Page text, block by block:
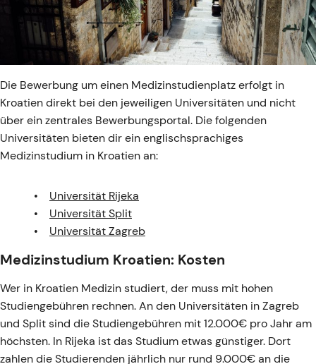
Die Bewerbung um einen Medizinstudienplatz erfolgt in
Kroatien direkt bei den jeweiligen Universitäten und nicht
über ein zentrales Bewerbungsportal. Die folgenden
Universitäten bieten dir ein englischsprachiges
Medizinstudium in Kroatien an:
Universität Rijeka
Universität Split
Universität Zagreb
Medizinstudium Kroatien: Kosten
Wer in Kroatien Medizin studiert, der muss mit hohen
Studiengebühren rechnen. An den Universitäten in Zagreb
und Split sind die Studiengebühren mit 12.000€ pro Jahr am
höchsten. In Rijeka ist das Studium etwas günstiger. Dort
zahlen die Studierenden jährlich nur rund 9.000€ an die